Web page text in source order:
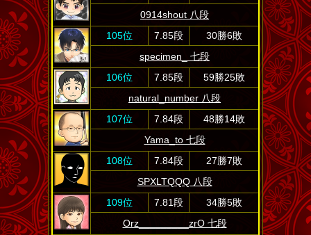
0914shout 八段
105位
7.85段
30勝6敗
specimen_ 七段
106位
7.85段
59勝25敗
natural_number 八段
107位
7.84段
48勝14敗
Yama_to 七段
108位
7.84段
27勝7敗
SPXLTQQQ 八段
109位
7.81段
34勝5敗
Orz_________zrO 七段